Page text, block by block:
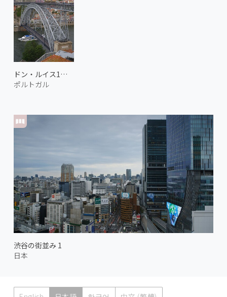
ドン・ルイス1世橋 1
ポルトガル
渋谷の街並み 1
日本